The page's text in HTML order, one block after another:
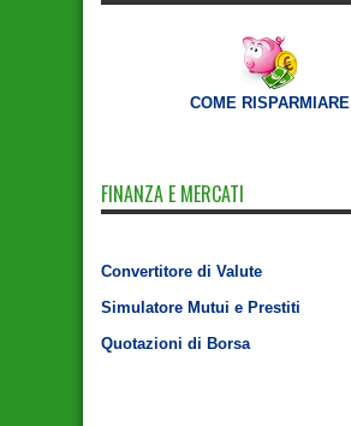
COME RISPARMIARE
FINANZA E MERCATI
Convertitore di Valute
Simulatore Mutui e Prestiti
Quotazioni di Borsa